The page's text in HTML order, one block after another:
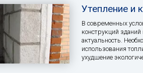
Утепление и
В современных
конструкций
актуальность.
использования
ухудшение